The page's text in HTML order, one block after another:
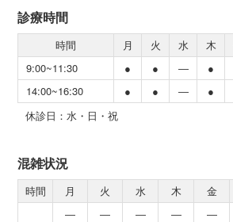
診療時間
時間 月 火 水 木
9:00~11:30
● ● ― ●
14:00~16:30
● ● ― ●
休診日：水・日・祝
混雑状況
時間 月 火 水 木 金
―
― ― ― ―